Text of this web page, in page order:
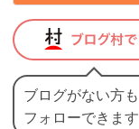
ブログがない方も
フォローできます